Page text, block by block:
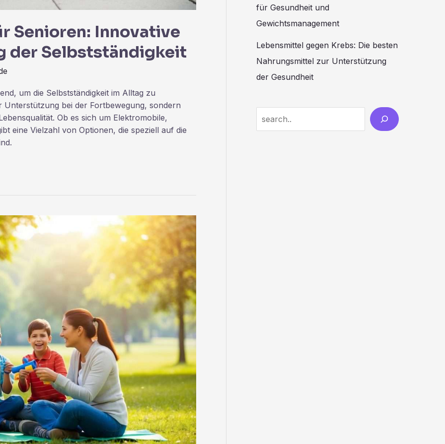
Senioren: Innovative
der Selbstständigkeit
um die Selbstständigkeit im Alltag zu
bei der Fortbewegung, sondern
Ob es sich um Elektromobile,
eine Vielzahl von Optionen, die speziell auf die
für Gesundheit und
Gewichtsmanagement
Lebensmittel gegen Krebs: Die besten
Nahrungsmittel zur Unterstützung
der Gesundheit